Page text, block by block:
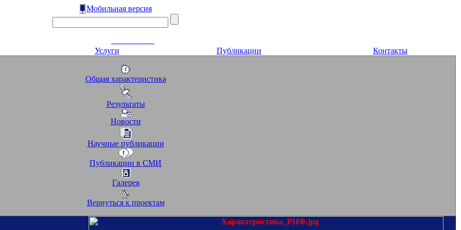
Мобильная версия
Услуги Публикации Контакты
Общая характеристика
Результаты
Новости
Научные публикации
Публикации в СМИ
Галерея
Вернуться к проектам